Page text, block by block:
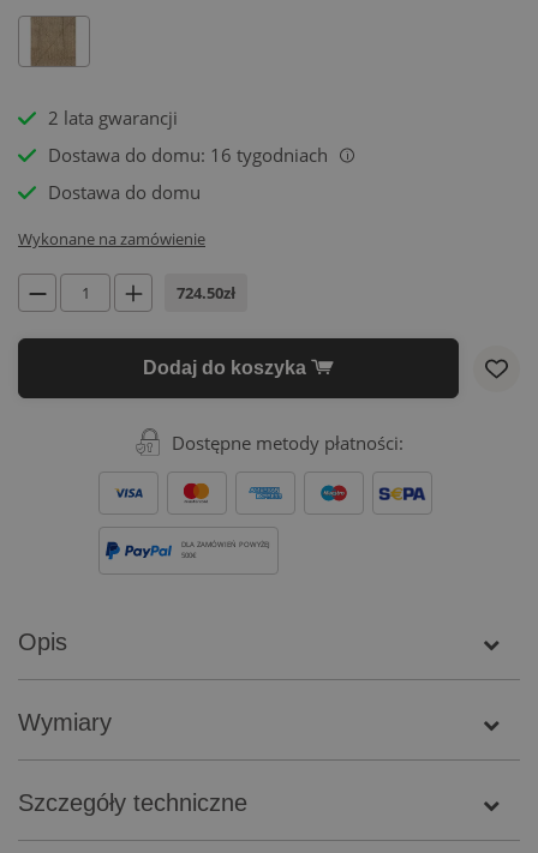
2 lata gwarancji
Dostawa do domu: 16 tygodniach
i
Dostawa do domu
Wykonane na zamówienie
724.50zł
Dodaj do koszyka
Dostępne metody płatności:
DLA ZAMÓWIEŃ POWYŻEJ
500€
Opis
Wymiary
Szczegóły techniczne